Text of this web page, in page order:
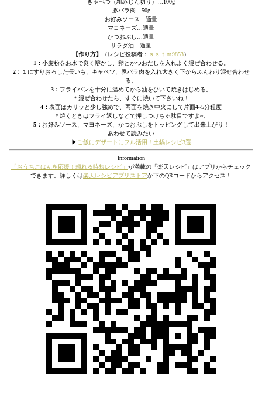
きゃべつ（粗みじん切り）…100g
豚バラ肉…50g
お好みソース…適量
マヨネーズ…適量
かつおぶし…適量
サラダ油…適量
【作り方】
（レシピ投稿者： ｓｓｔｍ9853）
1： 小麦粉をお水で良く溶かし、卵とかつおだしを入れよく混ぜ合わせる。
2： １にすりおろした長いも、キャベツ、豚バラ肉を入れ大きく下からふんわり混ぜ合わせ
る。
3： フライパンを十分に温めてから油をひいて焼きはじめる。
＊混ぜ合わせたら、すぐに焼いて下さいね！
4： 表面はカリッと少し強めで、両面を焼き中火にして片面4~5分程度
＊焼くときはフライ返しなどで押しつけちゃ駄目ですよ~。
5： お好みソース、マヨネーズ、かつおぶしをトッピングして出来上がり！
あわせて読みたい
▶︎ ご飯にデザートにフル活用！土鍋レシピ3選
Information
「おうちごはんを応援！頼れる時短レシピ」 が満載の「楽天レシピ」はアプリからチェック
できます。詳しくは楽天レシピアプリストアか下のQRコードからアクセス！